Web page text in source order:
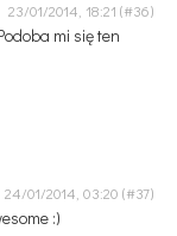
23/01/2014, 18:21
mi się ten
24/01/2014, 03:20
:)